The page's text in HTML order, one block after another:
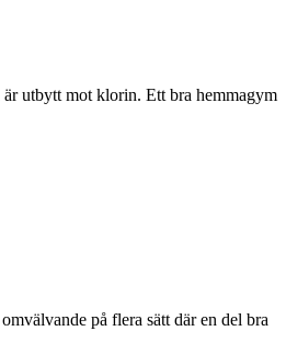
är utbytt mot klorin. Ett bra hemmagym
på flera sätt där en del bra